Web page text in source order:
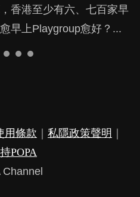
香港至少有六、七百家早
早上Playgroup愈好？...
制能力亦明顯比其他小朋
別之處？...
上產後抑鬱往往難以察
有自己的獨特狀況和考慮
媽所養育的子女其實都各
響孩子的身心發展？...
用條款 私隱政策聲明
POPA